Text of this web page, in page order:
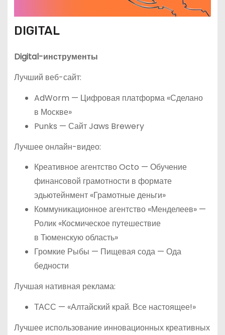
DIGITAL
Digital-инструменты
Лучший веб-сайт:
AdWorm — Цифровая платформа «Сделано
в Москве»
Punks — Сайт Jaws Brewery
Лучшее онлайн-видео:
Креативное агентство Octo — Обучение
финансовой грамотности в формате
эдьютейнмент «Грамотные деньги»
Коммуникационное агентство «Менделеев» —
Ролик «Космическое путешествие
в Тюменскую область»
Громкие Рыбы — Пищевая сода — Ода
бедности
Лучшая нативная реклама:
ТАСС — «Алтайский край. Все настоящее!»
Лучшее использование инновационных креативных